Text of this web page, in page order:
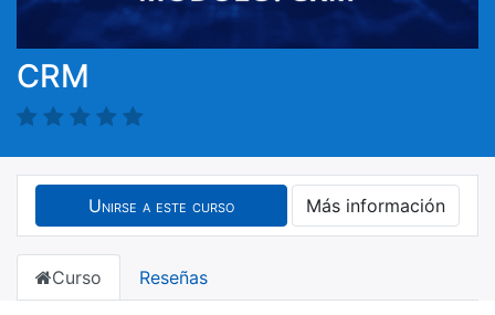
CRM
Unirse a este curso Más información
Curso Reseñas